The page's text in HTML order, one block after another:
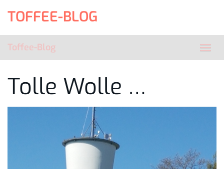
main
content
TOFFEE-BLOG
Toffee-Blog
Tolle Wolle …